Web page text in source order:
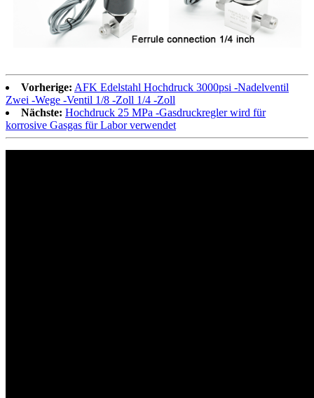
Vorherige: AFK Edelstahl Hochdruck 3000psi -Nadelventil
Zwei -Wege -Ventil 1/8 -Zoll 1/4 -Zoll
Nächste: Hochdruck 25 MPa -Gasdruckregler wird für
korrosive Gasgas für Labor verwendet